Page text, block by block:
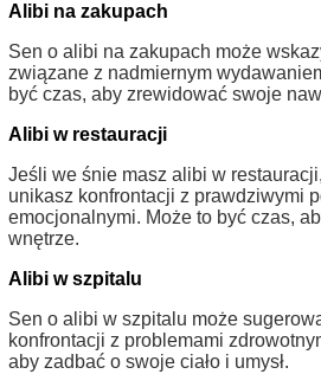
Alibi na zakupach
Sen o alibi na zakupach może
związane z nadmiernym
być czas, aby zrewidować swoje
Alibi w restauracji
Jeśli we śnie masz alibi w
unikasz konfrontacji z prawdziwymi
emocjonalnymi. Może to być czas,
wnętrze.
Alibi w szpitalu
Sen o alibi w szpitalu może
konfrontacji z problemami
aby zadbać o swoje ciało i umysł.